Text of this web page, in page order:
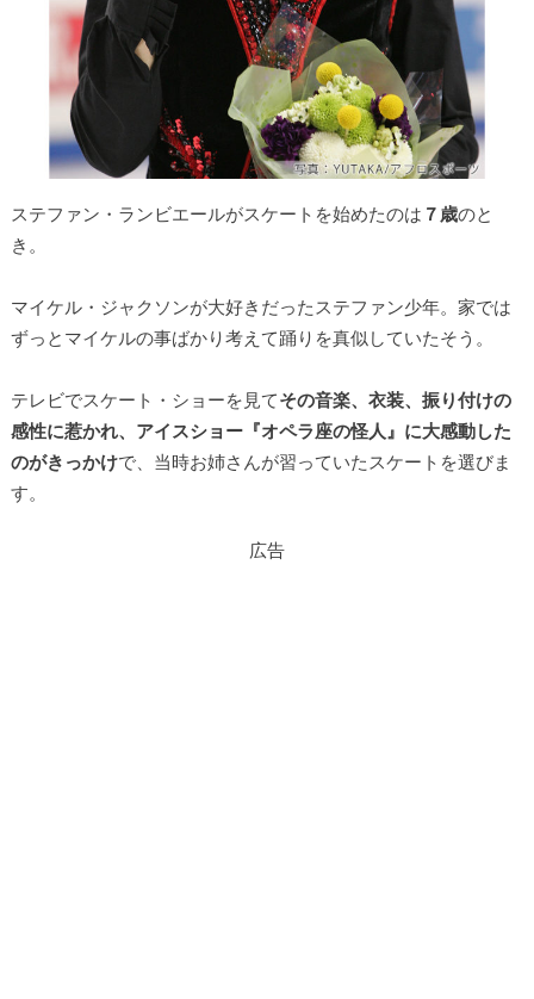
ステファン・ランビエールがスケートを始めたのは ７歳のと
き。
マイケル・ジャクソンが大好きだったステファン少年。家では
ずっとマイケルの事ばかり考えて踊りを真似していたそう。
テレビでスケート・ショーを見てその音楽、衣装、振り付けの
感性に惹かれ、アイスショー『オペラ座の怪人』に大感動した
のがきっかけで、当時お姉さんが習っていたスケートを選びま
す。
広告